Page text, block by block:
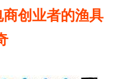
创业者的渔具